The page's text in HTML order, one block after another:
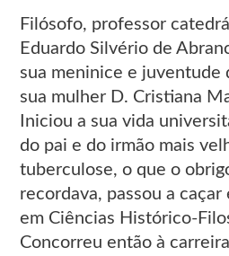
Filósofo, professor
Eduardo Silvério de
sua meninice e juventude
sua mulher D. Cristiana
Iniciou a sua vida
do pai e do irmão mais
tuberculose, o que o
recordava, passou a
em Ciências Histórico-
Concorreu então à